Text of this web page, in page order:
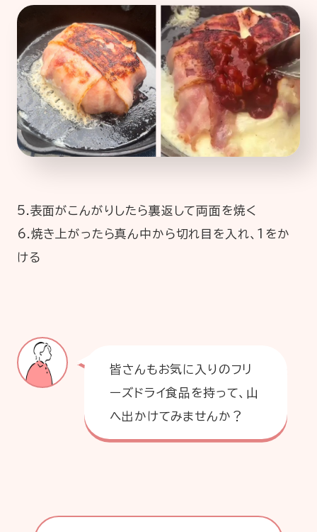
5.表面がこんがりしたら裏返して両面を焼く
6.焼き上がったら真ん中から切れ目を入れ、1をか
ける
皆さんもお気に入りのフリ
ーズドライ食品を持って、山
へ出かけてみませんか？